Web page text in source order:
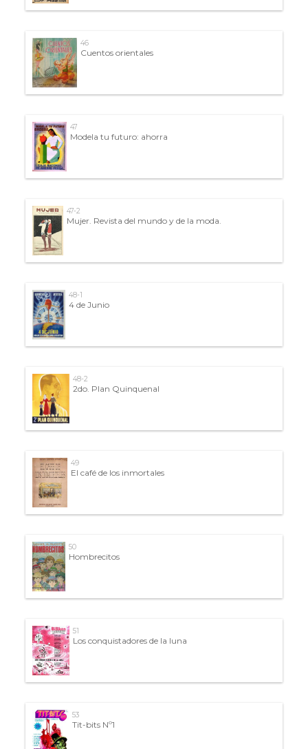
46
Cuentos orientales
47
Modela tu futuro: ahorra
47-2
Mujer. Revista del mundo y de la moda.
48-1
4 de Junio
48-2
2do. Plan Quinquenal
49
El café de los inmortales
50
Hombrecitos
51
Los conquistadores de la luna
53
Tit-bits Nº1